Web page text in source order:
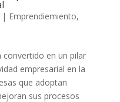
Emprendiemiento,
en un pilar
empresarial en la
que adoptan
sus procesos